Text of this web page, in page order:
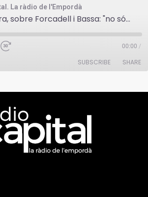
La ràdio de l'Empordà
Quim Torra, sobre Forcadell i Bassa: "no són cap moneda de canvi"
00:00 /
SUBSCRIBE SHARE